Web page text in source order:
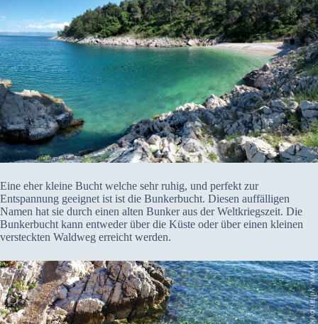
Eine eher kleine Bucht welche sehr ruhig, und perfekt zur
Entspannung geeignet ist ist die Bunkerbucht. Diesen auffälligen
Namen hat sie durch einen alten Bunker aus der Weltkriegszeit. Die
Bunkerbucht kann entweder über die Küste oder über einen kleinen
versteckten Waldweg erreicht werden.